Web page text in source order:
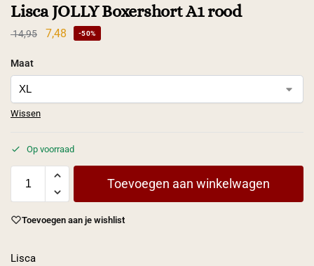
Lisca JOLLY Boxershort A1 rood
14,95 7,48 -50%
Maat
Wissen
Op voorraad
Toevoegen aan winkelwagen
Toevoegen aan je wishlist
Lisca